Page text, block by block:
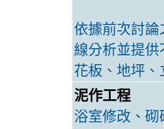
依據前次討
線分析並提
花板、地坪、
泥作工程
浴室修改、